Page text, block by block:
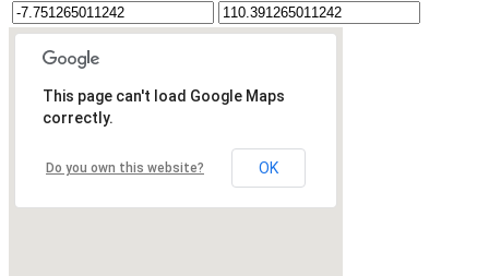
This page can't load Google Maps
correctly.
Do you own this website? OK